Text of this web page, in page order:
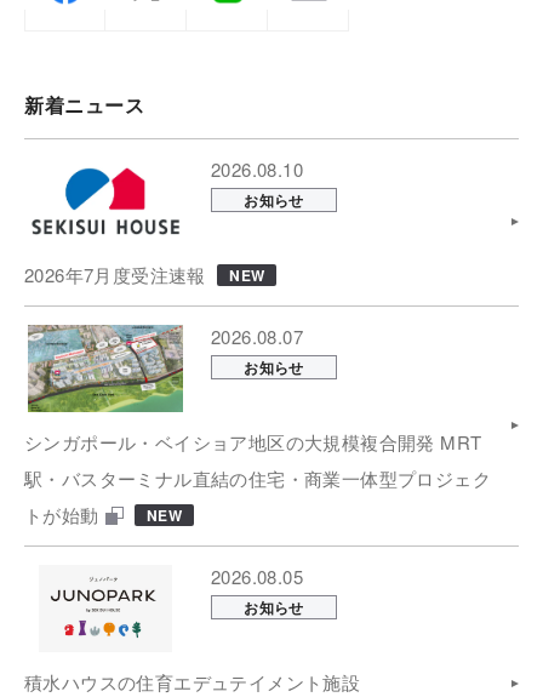
新着ニュース
2026.08.10
お知らせ
2026年7月度受注速報 NEW
2026.08.07
お知らせ
シンガポール・ベイショア地区の大規模複合開発 MRT
駅・バスターミナル直結の住宅・商業一体型プロジェク
トが始動
NEW
2026.08.05
お知らせ
積水ハウスの住育エデュテイメント施設